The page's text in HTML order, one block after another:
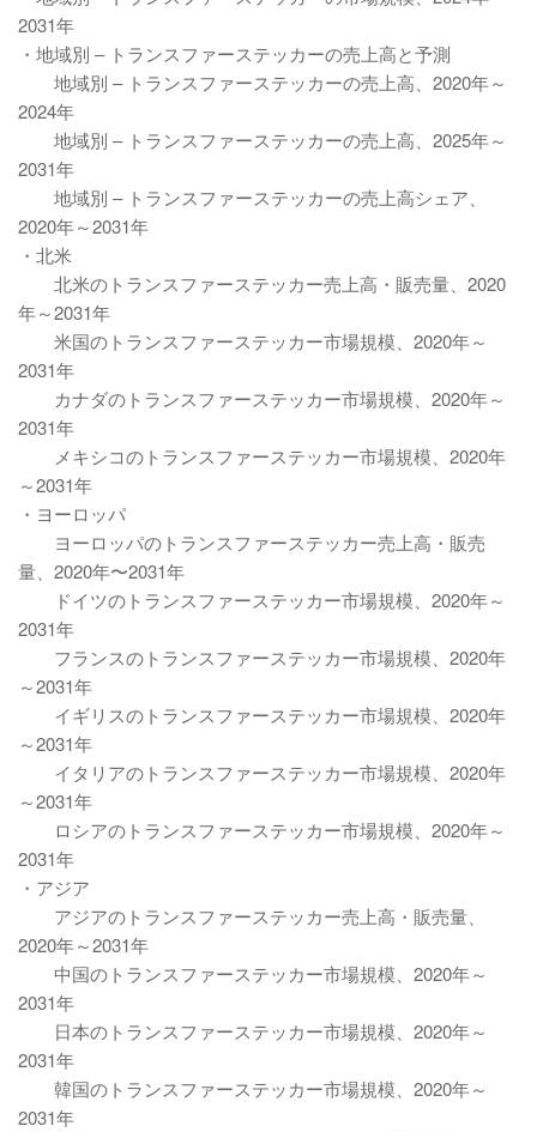
2031年
・地域別 – トランスファーステッカーの売上高と予測
地域別 – トランスファーステッカーの売上高、2020年～
2024年
地域別 – トランスファーステッカーの売上高、2025年～
2031年
地域別 – トランスファーステッカーの売上高シェア、
2020年～2031年
・北米
北米のトランスファーステッカー売上高・販売量、2020
年～2031年
米国のトランスファーステッカー市場規模、2020年～
2031年
カナダのトランスファーステッカー市場規模、2020年～
2031年
メキシコのトランスファーステッカー市場規模、2020年
～2031年
・ヨーロッパ
ヨーロッパのトランスファーステッカー売上高・販売
量、2020年〜2031年
ドイツのトランスファーステッカー市場規模、2020年～
2031年
フランスのトランスファーステッカー市場規模、2020年
～2031年
イギリスのトランスファーステッカー市場規模、2020年
～2031年
イタリアのトランスファーステッカー市場規模、2020年
～2031年
ロシアのトランスファーステッカー市場規模、2020年～
2031年
・アジア
アジアのトランスファーステッカー売上高・販売量、
2020年～2031年
中国のトランスファーステッカー市場規模、2020年～
2031年
日本のトランスファーステッカー市場規模、2020年～
2031年
韓国のトランスファーステッカー市場規模、2020年～
2031年